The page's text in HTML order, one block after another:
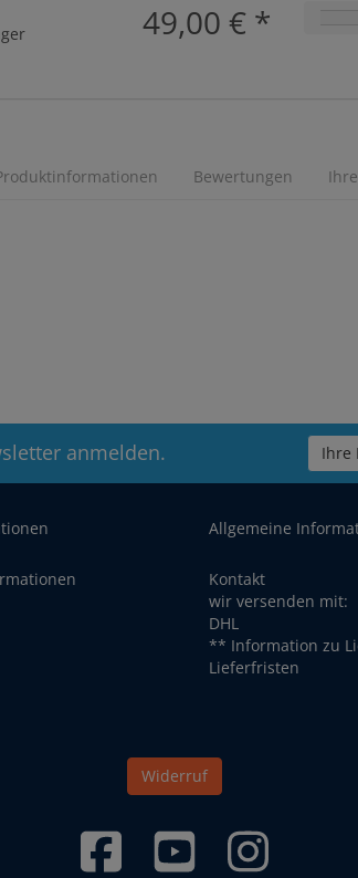
49,00 € *
Bewertungen
anmelden. Ihre
Allgemeine
Kontakt
wir versenden mit:
DHL
** Information zu
Lieferfristen
Widerruf